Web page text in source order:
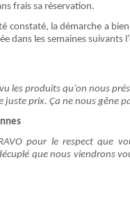
frais sa réservation.
constaté, la démarche a
dans les semaines suivants
les produits qu’on nous
prix. Ça ne nous gêne
pour le respect que
que nous viendrons